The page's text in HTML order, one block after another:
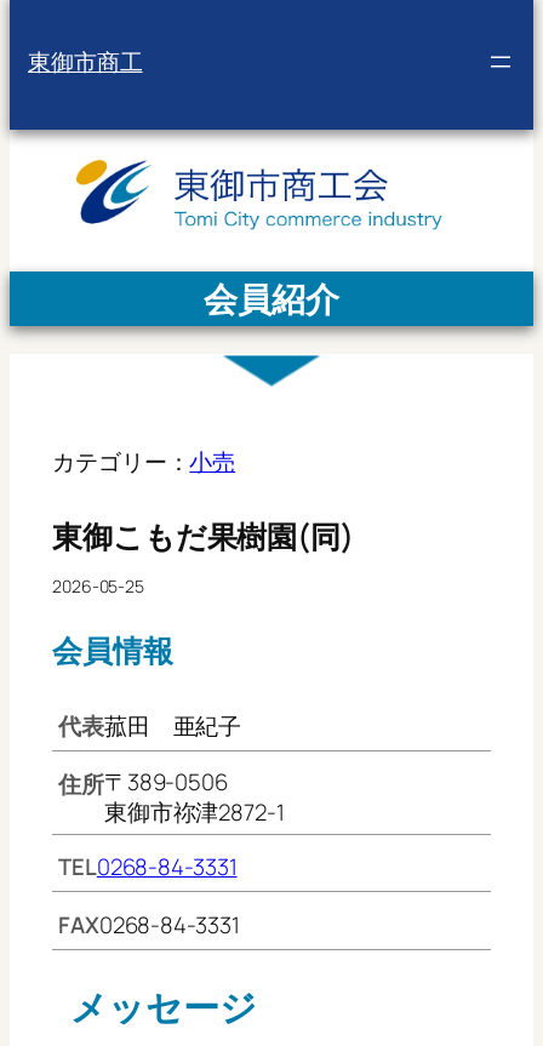
東御市商工
会員紹介
カテゴリー：小売
東御こもだ果樹園(同)
2026-05-25
会員情報
代表菰田 亜紀子
住所〒389-0506
東御市祢津2872-1
TEL0268-84-3331
FAX0268-84-3331
メッセージ